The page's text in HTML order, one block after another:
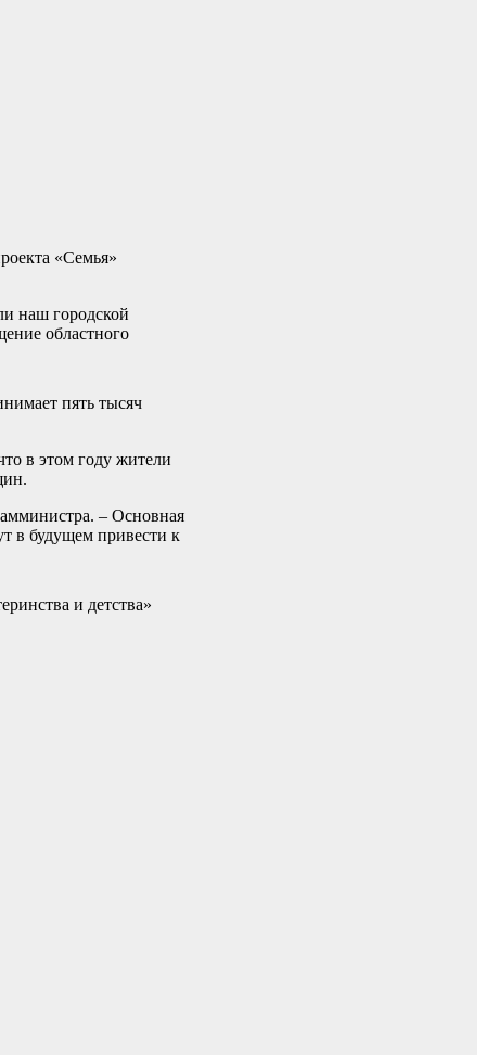
«Семья»
наш городской
областного
пять тысяч
в этом году жители
– Основная
в будущем привести к
и детства»